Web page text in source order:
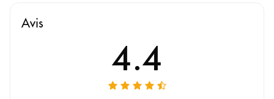
Avis
4.4